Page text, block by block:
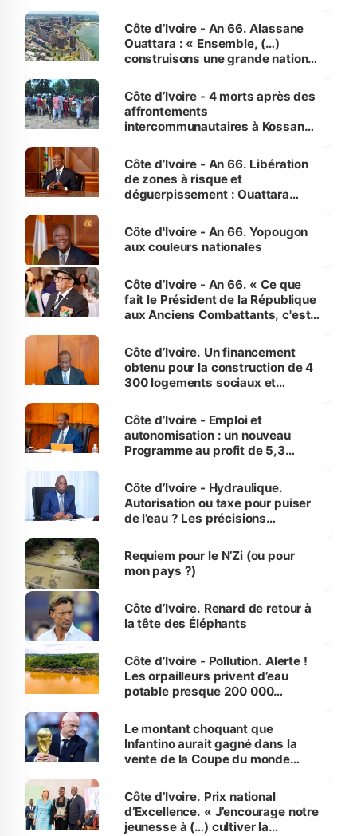
enfants
Côte d’Ivoire - An 66. Alassane
Ouattara : « Ensemble, (…)
construisons une grande nation
générations futures »
Côte d’Ivoire - 4 morts après des
affrontements
intercommunautaires à Kossandji
milieu des sinistrés
Côte d’Ivoire - An 66. Libération
de zones à risque et
déguerpissement : Ouattara
l'Etat de droit pour préserver les
vies humaines »
Côte d'Ivoire - An 66. Yopougon
aux couleurs nationales
Côte d’Ivoire - An 66. « Ce que
fait le Président de la République
aux Anciens Combattants, c'est
Côte d’Ivoire. Un financement
obtenu pour la construction de 4
300 logements sociaux et
et Yamoussoukro
Côte d’Ivoire - Emploi et
autonomisation : un nouveau
Programme au profit de 5,3
Côte d’Ivoire - Hydraulique.
Autorisation ou taxe pour puiser
de l’eau ? Les précisions
Requiem pour le N’Zi (ou pour
mon pays ?)
Côte d’Ivoire. Renard de retour à
la tête des Éléphants
Côte d’Ivoire - Pollution. Alerte !
Les orpailleurs privent d’eau
potable presque 200 000
Le montant choquant que
Infantino aurait gagné dans la
vente de la Coupe du monde
Côte d’Ivoire. Prix national
d’Excellence. « J’encourage notre
jeunesse à (…) cultiver la